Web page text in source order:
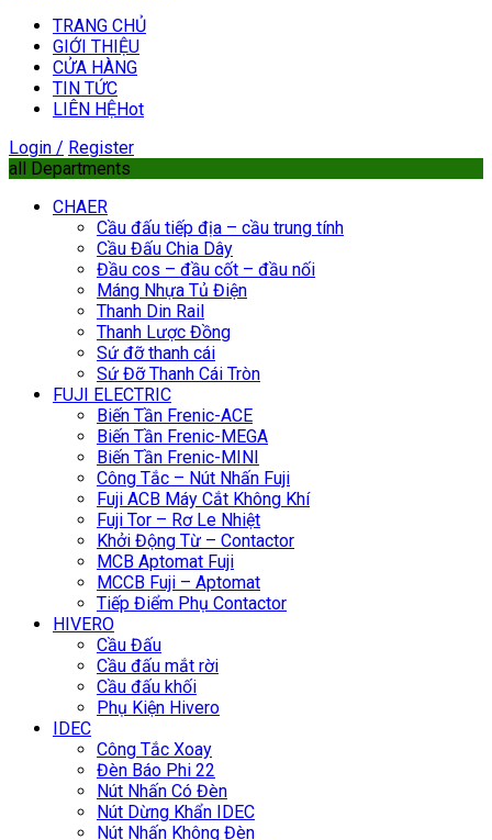
TRANG CHỦ
GIỚI THIỆU
CỬA HÀNG
TIN TỨC
LIÊN HỆHot
Login / Register
all Departments
CHAER
Cầu đấu tiếp địa – cầu trung tính
Cầu Đấu Chia Dây
Đầu cos – đầu cốt – đầu nối
Máng Nhựa Tủ Điện
Thanh Din Rail
Thanh Lược Đồng
Sứ đỡ thanh cái
Sứ Đỡ Thanh Cái Tròn
FUJI ELECTRIC
Biến Tần Frenic-ACE
Biến Tần Frenic-MEGA
Biến Tần Frenic-MINI
Công Tắc – Nút Nhấn Fuji
Fuji ACB Máy Cắt Không Khí
Fuji Tor – Rơ Le Nhiệt
Khởi Động Từ – Contactor
MCB Aptomat Fuji
MCCB Fuji – Aptomat
Tiếp Điểm Phụ Contactor
HIVERO
Cầu Đấu
Cầu đấu mắt rời
Cầu đấu khối
Phụ Kiện Hivero
IDEC
Công Tắc Xoay
Đèn Báo Phi 22
Nút Nhấn Có Đèn
Nút Dừng Khẩn IDEC
Nút Nhấn Không Đèn